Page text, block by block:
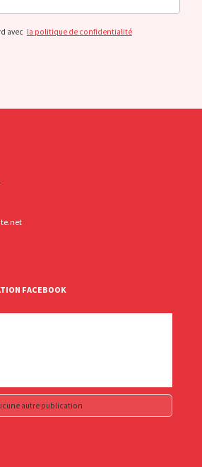
avec la politique de confidentialité
FACEBOOK
autre publication